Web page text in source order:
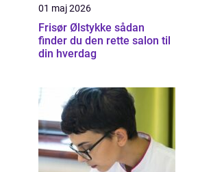
01 maj 2026
Frisør Ølstykke sådan
finder du den rette salon til
din hverdag